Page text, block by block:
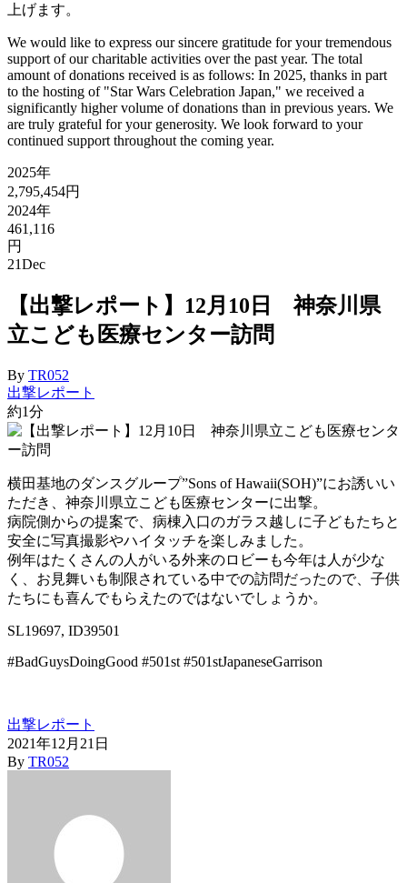
上げます。
We would like to express our sincere gratitude for your tremendous
support of our charitable activities over the past year. The total
amount of donations received is as follows: In 2025, thanks in part
to the hosting of "Star Wars Celebration Japan," we received a
significantly higher volume of donations than in previous years. We
are truly grateful for your generosity. We look forward to your
continued support throughout the coming year.
2025年
2,795,454円
2024年
461,116
円
21Dec
【出撃レポート】12月10日 神奈川県
立こども医療センター訪問
By TR052
出撃レポート
約1分
横田基地のダンスグループ”Sons of Hawaii(SOH)”にお誘いい
ただき、神奈川県立こども医療センターに出撃。
病院側からの提案で、病棟入口のガラス越しに子どもたちと
安全に写真撮影やハイタッチを楽しみました。
例年はたくさんの人がいる外来のロビーも今年は人が少な
く、お見舞いも制限されている中での訪問だったので、子供
たちにも喜んでもらえたのではないでしょうか。
SL19697, ID39501
#BadGuysDoingGood #501st #501stJapaneseGarrison
出撃レポート
2021年12月21日
By TR052